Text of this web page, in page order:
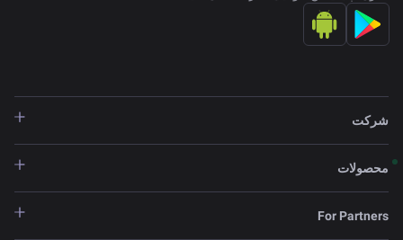
شرکت
محصولات
For Partners